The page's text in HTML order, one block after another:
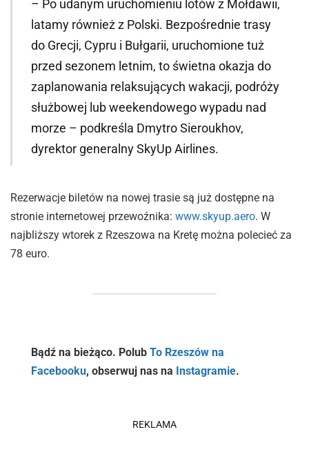
– Po udanym uruchomieniu lotów z Mołdawii,
latamy również z Polski. Bezpośrednie trasy
do Grecji, Cypru i Bułgarii, uruchomione tuż
przed sezonem letnim, to świetna okazja do
zaplanowania relaksujących wakacji, podróży
służbowej lub weekendowego wypadu nad
morze – podkreśla Dmytro Sieroukhov,
dyrektor generalny SkyUp Airlines.
Rezerwacje biletów na nowej trasie są już dostępne na
stronie internetowej przewoźnika: www.skyup.aero. W
najbliższy wtorek z Rzeszowa na Kretę można polecieć za
78 euro.
Bądź na bieżąco. Polub To Rzeszów na
Facebooku, obserwuj nas na Instagramie.
REKLAMA